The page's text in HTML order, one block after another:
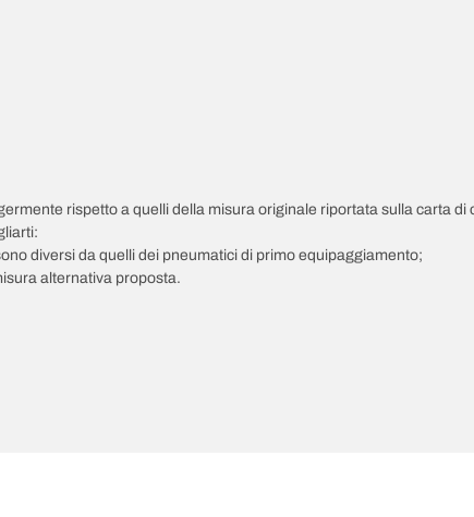
rispetto a quelli della misura originale riportata sulla carta
diversi da quelli dei pneumatici di primo equipaggiamento;
alternativa proposta.